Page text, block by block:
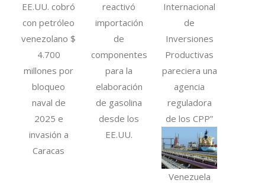
EE.UU. cobró
con petróleo
venezolano $
4.700
millones por
bloqueo
naval de
2025 e
invasión a
Caracas
reactivó
importación
de
componentes
para la
elaboración
de gasolina
desde los
EE.UU.
Internacional
de
Inversiones
Productivas
pareciera una
agencia
reguladora
de los CPP”
Venezuela